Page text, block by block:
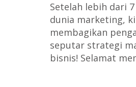
Setelah lebih dari
dunia marketing,
membagikan
seputar strategi
bisnis! Selamat